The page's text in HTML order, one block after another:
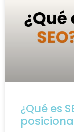
¿Qué es